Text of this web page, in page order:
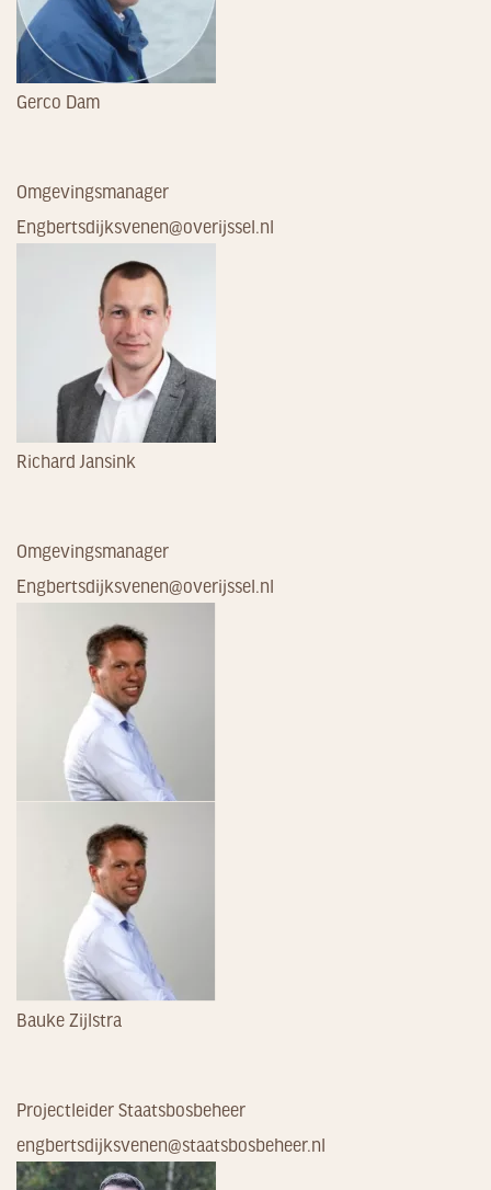
Gerco Dam
Omgevingsmanager
Engbertsdijksvenen@overijssel.nl
Richard Jansink
Omgevingsmanager
Engbertsdijksvenen@overijssel.nl
Bauke Zijlstra
Projectleider Staatsbosbeheer
engbertsdijksvenen@staatsbosbeheer.nl